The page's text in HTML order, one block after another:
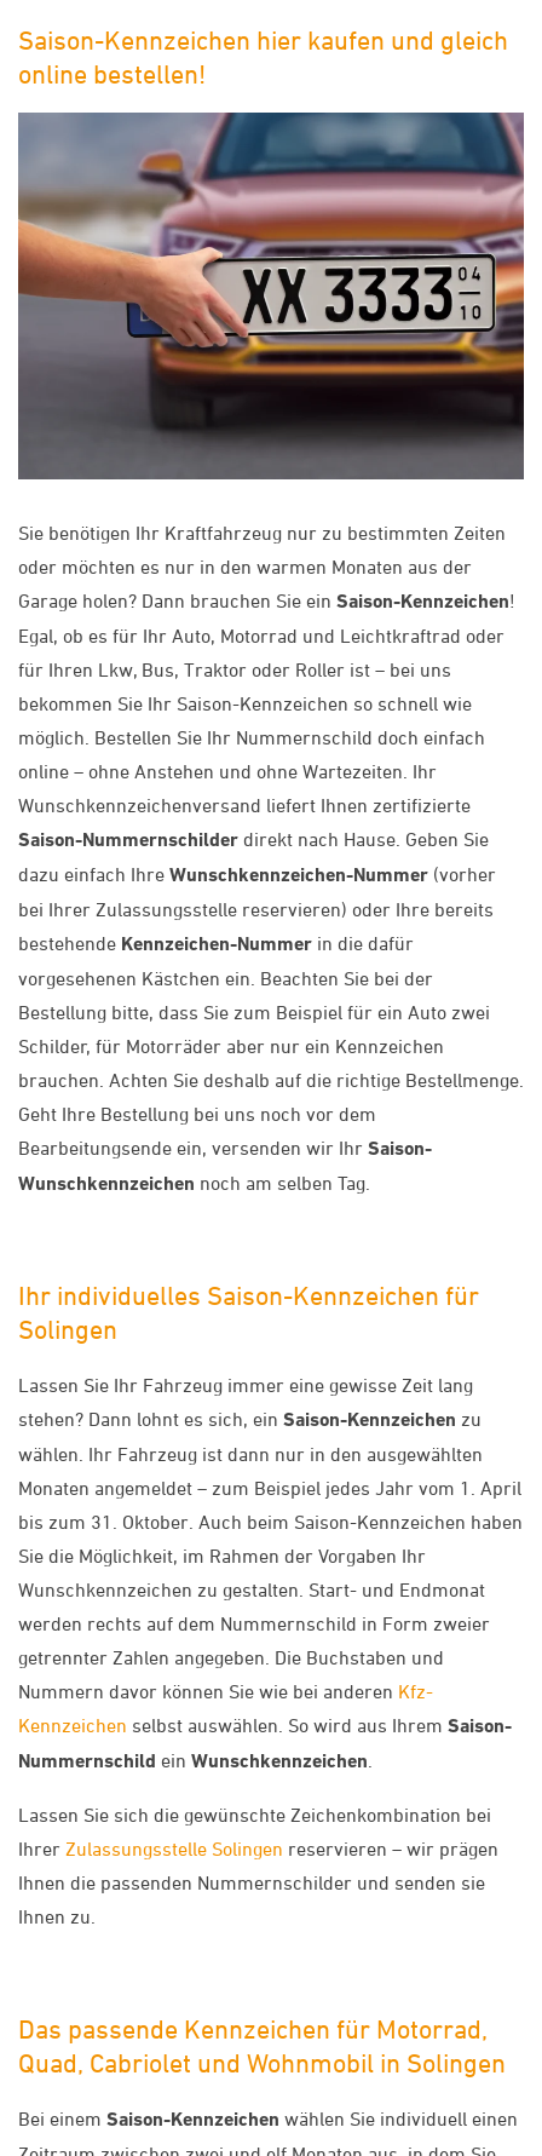
Saison-Kennzeichen hier kaufen und gleich
online bestellen!
Sie benötigen Ihr Kraftfahrzeug nur zu bestimmten Zeiten
oder möchten es nur in den warmen Monaten aus der
Garage holen? Dann brauchen Sie ein Saison-Kennzeichen!
Egal, ob es für Ihr Auto, Motorrad und Leichtkraftrad oder
für Ihren Lkw, Bus, Traktor oder Roller ist – bei uns
bekommen Sie Ihr Saison-Kennzeichen so schnell wie
möglich. Bestellen Sie Ihr Nummernschild doch einfach
online – ohne Anstehen und ohne Wartezeiten. Ihr
Wunschkennzeichenversand liefert Ihnen zertifizierte
Saison-Nummernschilder direkt nach Hause. Geben Sie
dazu einfach Ihre Wunschkennzeichen-Nummer (vorher
bei Ihrer Zulassungsstelle reservieren) oder Ihre bereits
bestehende Kennzeichen-Nummer in die dafür
vorgesehenen Kästchen ein. Beachten Sie bei der
Bestellung bitte, dass Sie zum Beispiel für ein Auto zwei
Schilder, für Motorräder aber nur ein Kennzeichen
brauchen. Achten Sie deshalb auf die richtige Bestellmenge.
Geht Ihre Bestellung bei uns noch vor dem
Bearbeitungsende ein, versenden wir Ihr Saison-
Wunschkennzeichen noch am selben Tag.
Ihr individuelles Saison-Kennzeichen für
Solingen
Lassen Sie Ihr Fahrzeug immer eine gewisse Zeit lang
stehen? Dann lohnt es sich, ein Saison-Kennzeichen zu
wählen. Ihr Fahrzeug ist dann nur in den ausgewählten
Monaten angemeldet – zum Beispiel jedes Jahr vom 1. April
bis zum 31. Oktober. Auch beim Saison-Kennzeichen haben
Sie die Möglichkeit, im Rahmen der Vorgaben Ihr
Wunschkennzeichen zu gestalten. Start- und Endmonat
werden rechts auf dem Nummernschild in Form zweier
getrennter Zahlen angegeben. Die Buchstaben und
Nummern davor können Sie wie bei anderen Kfz-
Kennzeichen selbst auswählen. So wird aus Ihrem Saison-
Nummernschild ein Wunschkennzeichen
Lassen Sie sich die gewünschte Zeichenkombination bei
Ihrer Zulassungsstelle Solingen reservieren – wir prägen
Ihnen die passenden Nummernschilder und senden sie
Ihnen zu.
Das passende Kennzeichen für Motorrad,
Quad, Cabriolet und Wohnmobil in Solingen
Bei einem Saison-Kennzeichen wählen Sie individuell einen